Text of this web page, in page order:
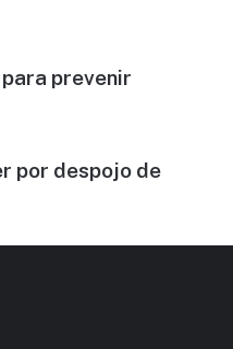
prevenir
por despojo de